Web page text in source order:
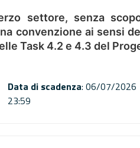
settore, senza
ai sensi
Task 4.2 e 4.3 del
Data di scadenza: 06/07/2026
23:59